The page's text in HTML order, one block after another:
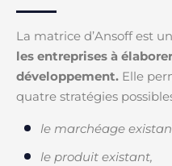
La matrice d’Ansoff est
les entreprises à
développement. Elle
quatre stratégies
le marchéage
le produit existant,